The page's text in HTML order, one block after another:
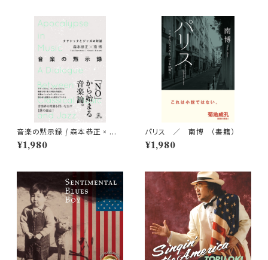
音楽の黙示録 / 森本恭正 × 南
博
¥1,980
パリス ／ 南博 （書籍）
¥1,980